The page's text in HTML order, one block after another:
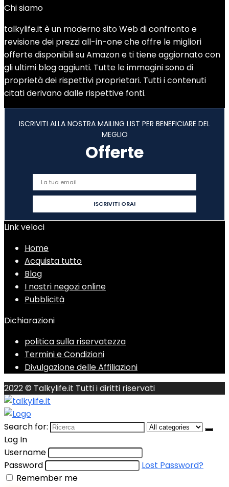
Chi siamo
talkylife.it è un moderno sito Web di confronto e
revisione dei prezzi all-in-one che offre le migliori
offerte disponibili su Amazon e ti tiene aggiornato con
gli ultimi blog aggiunti. Tutte le immagini sono di
proprietà dei rispettivi proprietari. Tutti i contenuti
citati derivano dalle rispettive fonti.
ISCRIVITI ALLA NOSTRA MAILING LIST PER BENEFICIARE DEL
MEGLIO
Offerte
Link veloci
Home
Acquista tutto
Blog
I nostri negozi online
Pubblicità
Dichiarazioni
politica sulla riservatezza
Termini e Condizioni
Divulgazione delle Affiliazioni
2022 © Talkylife.it Tutti i diritti riservati
Search for:
Log In
Username
Password
Lost Password?
Remember me